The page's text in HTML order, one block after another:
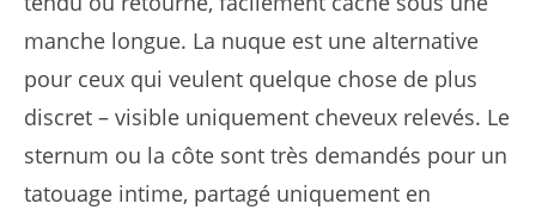
manche longue. La nuque est une alternative
pour ceux qui veulent quelque chose de plus
discret – visible uniquement cheveux relevés. Le
sternum ou la côte sont très demandés pour un
tatouage intime, partagé uniquement en